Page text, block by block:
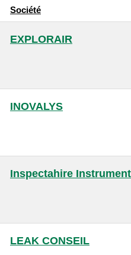
Société
EXPLORAIR
INOVALYS
Inspectahire
LEAK CONSEIL